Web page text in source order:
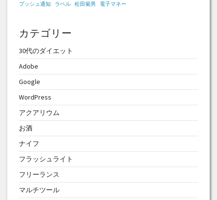
プッシュ通知 ラベル 松田菊男 電子マネー
カテゴリー
30代のダイエット
Adobe
Google
WordPress
アクアリウム
お酒
ナイフ
フラッシュライト
フリーランス
マルチツール